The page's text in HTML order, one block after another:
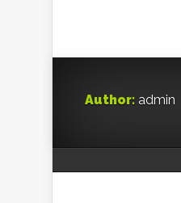
Author: admin